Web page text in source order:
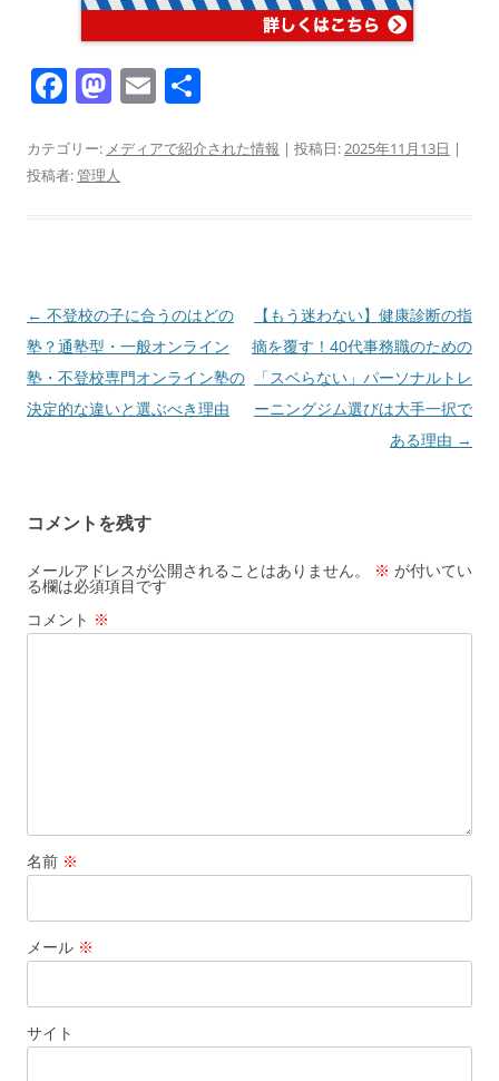
F
c
e
o
k
M
st
o
n
E
ai
カテゴリー: メディアで紹介された情報 | 投稿日:2025年11月13日 |
投稿者:管理人
投
稿
ナ
ビ
ョ
ン
← 不登校の子に合うのはどの
塾？通塾型・一般オンライン
塾・不登校専門オンライン塾の
決定的な違いと選ぶべき理由
​【もう迷わない】健康診断の指
摘を覆す！40代事務職のための
「スベらない」パーソナルトレ
ーニングジム選びは大手一択で
ある理由 →
コメントを残す
メールアドレスが公開されることはありません。 ※ が付いてい
る欄は必須項目です
コメント ※
名前 ※
メール ※
サイト